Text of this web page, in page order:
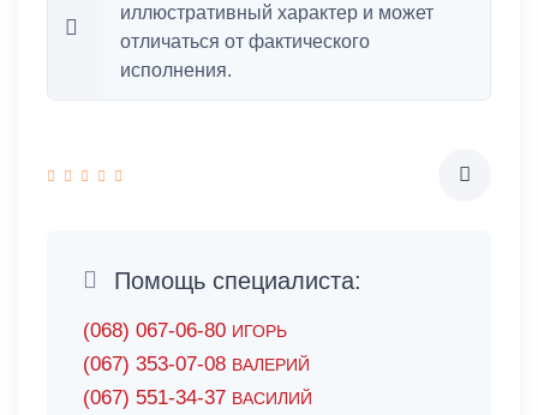
иллюстративный характер и может
отличаться от фактического
исполнения.
Помощь специалиста:
(068) 067-06-80 ИГОРЬ
(067) 353-07-08 ВАЛЕРИЙ
(067) 551-34-37 ВАСИЛИЙ